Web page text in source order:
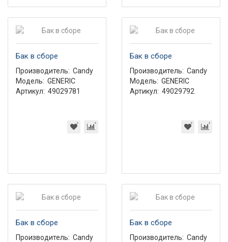
Бак в сборе
Производитель: Candy
Модель: GENERIC
Артикул: 49029781
Бак в сборе
Производитель: Candy
Модель: GENERIC
Артикул: 49029792
Бак в сборе
Производитель: Candy
Бак в сборе
Производитель: Candy